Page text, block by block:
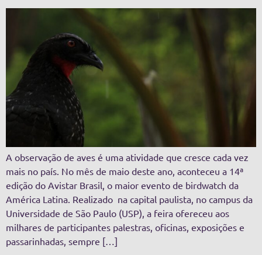
A observação de aves é uma atividade que cresce cada vez
mais no país. No mês de maio deste ano, aconteceu a 14ª
edição do Avistar Brasil, o maior evento de birdwatch da
América Latina. Realizado na capital paulista, no campus da
Universidade de São Paulo (USP), a feira ofereceu aos
milhares de participantes palestras, oficinas, exposições e
passarinhadas, sempre […]